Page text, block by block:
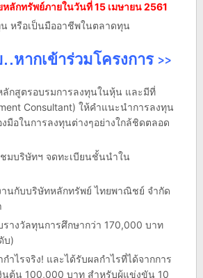
ลักทรัพย์ภายในวันที่ 15 เมษายน 2561
หรือเป็นมืออาชีพในตลาดทุน
ากเข้าร่วมโครงการ >>
ลักสูตรอบรมการลงทุนในหุ้น และมีที่
Consultant) ให้คำแนะนำการลงทุน
งมือในการลงทุนต่างๆอย่างใกล้ชิดตลอด
ชมบริษัทฯ จดทะเบียนชั้นนำใน
านกับบริษัทหลักทรัพย์ ไทยพาณิชย์ จำกัด
รางวัลทุนการศึกษากว่า 170,000 บาท
บ)
ำไรจริง! และได้รับผลกำไรที่ได้จากการ
นต้น 100,000 บาท สำหรับผู้แข่งขัน 10